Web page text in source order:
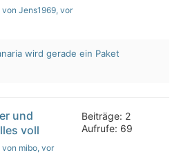
Jens1969, vor
wird gerade ein Paket
und
voll
mibo, vor
Beiträge: 2
Aufrufe: 69